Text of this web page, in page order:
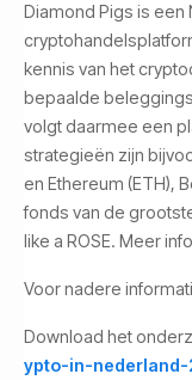
Diamond Pigs is
kennis van het
bepaalde
volgt daarmee een
strategieën zijn
en Ethereum (ETH),
fonds van de
like a ROSE. Meer
Voor nadere
Download het
ypto-in-